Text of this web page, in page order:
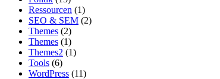
Ressourcen (1)
SEO & SEM (2)
Themes (2)
Themes (1)
Themes2 (1)
Tools (6)
WordPress (11)